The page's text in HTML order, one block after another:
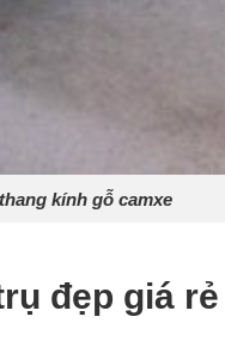
kính gỗ camxe
đẹp giá rẻ